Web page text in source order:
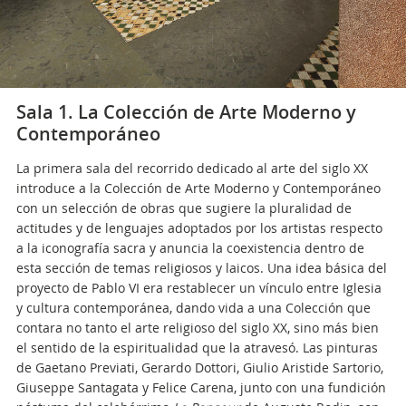
Sala 1. La Colección de Arte Moderno y
Contemporáneo
La primera sala del recorrido dedicado al arte del siglo XX
introduce a la Colección de Arte Moderno y Contemporáneo
con un selección de obras que sugiere la pluralidad de
actitudes y de lenguajes adoptados por los artistas respecto
a la iconografía sacra y anuncia la coexistencia dentro de
esta sección de temas religiosos y laicos. Una idea básica del
proyecto de Pablo VI era restablecer un vínculo entre Iglesia
y cultura contemporánea, dando vida a una Colección que
contara no tanto el arte religioso del siglo XX, sino más bien
el sentido de la espiritualidad que la atravesó. Las pinturas
de Gaetano Previati, Gerardo Dottori, Giulio Aristide Sartorio,
Giuseppe Santagata y Felice Carena, junto con una fundición